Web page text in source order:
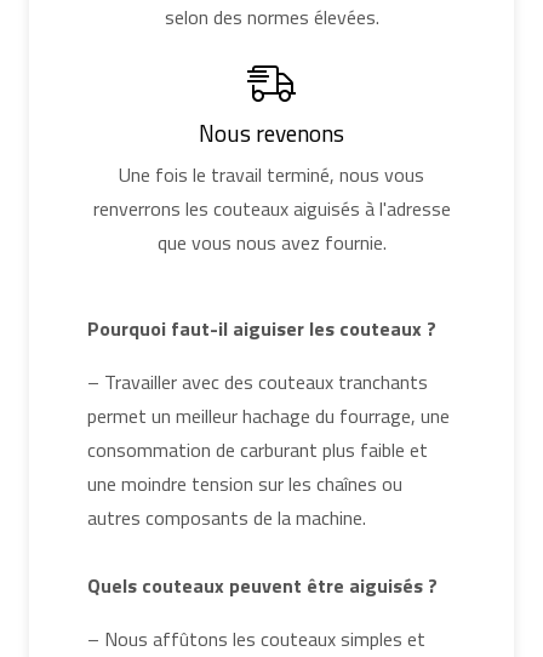
selon des normes élevées.
Nous revenons
Une fois le travail terminé, nous vous
renverrons les couteaux aiguisés à l'adresse
que vous nous avez fournie.
Pourquoi faut-il aiguiser les couteaux ?
– Travailler avec des couteaux tranchants
permet un meilleur hachage du fourrage, une
consommation de carburant plus faible et
une moindre tension sur les chaînes ou
autres composants de la machine.
Quels couteaux peuvent être aiguisés ?
– Nous affûtons les couteaux simples et